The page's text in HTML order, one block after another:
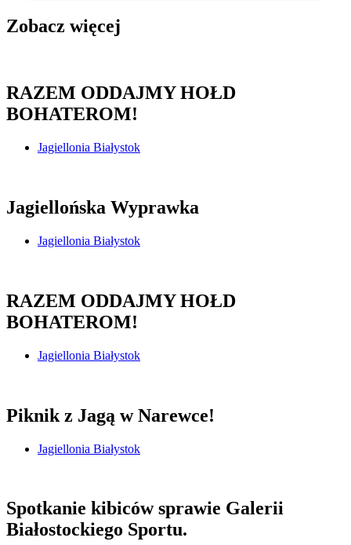
Zobacz więcej
RAZEM ODDAJMY HOŁD
BOHATEROM!
Jagiellonia Białystok
Jagiellońska Wyprawka
Jagiellonia Białystok
RAZEM ODDAJMY HOŁD
BOHATEROM!
Jagiellonia Białystok
Piknik z Jagą w Narewce!
Jagiellonia Białystok
Spotkanie kibiców sprawie Galerii
Białostockiego Sportu.